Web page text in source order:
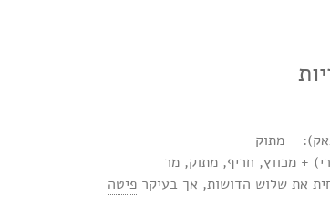
מתוק
+ מכווץ, חריף, מתוק, מר
את שלוש הדושות, אך בעיקר פיטה